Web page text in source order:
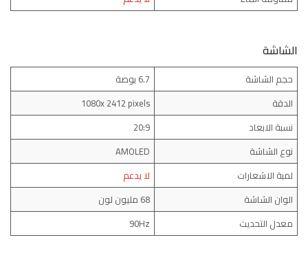
الشاشة
حجم الشاشة
6.7 بوصة
الدقة
1080x 2412 pixels
نسبة الابعاد
20:9
نوع الشاشة
AMOLED
لمبة الاشعارات
لا يدعم
الوان الشاشة
68 مليون لون
معدل التحديث
90Hz